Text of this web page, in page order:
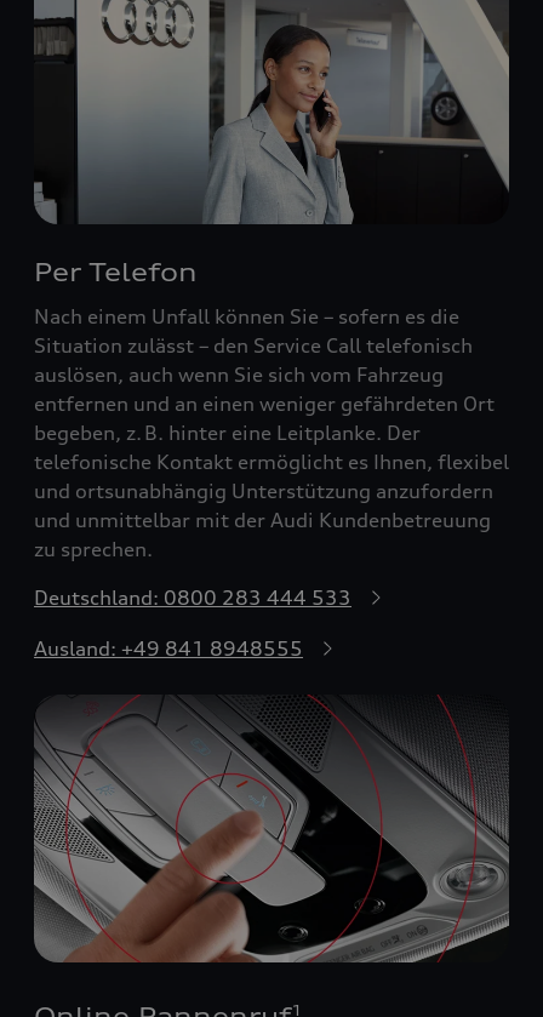
Per Telefon
Nach einem Unfall können Sie – sofern es die
Situation zulässt – den Service Call telefonisch
auslösen, auch wenn Sie sich vom Fahrzeug
entfernen und an einen weniger gefährdeten Ort
begeben, z. B. hinter eine Leitplanke. Der
telefonische Kontakt ermöglicht es Ihnen, flexibel
und ortsunabhängig Unterstützung anzufordern
und unmittelbar mit der Audi Kundenbetreuung
zu sprechen.
Deutschland: 0800 283 444 533
Ausland: +49 841 8948555
1